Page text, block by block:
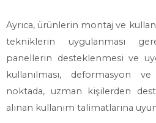
Ayrıca, ürünlerin montaj ve
tekniklerin uygulanması
panellerin desteklenmesi ve
kullanılması, deformasyon
noktada, uzman kişilerden
alınan kullanım talimatlarına